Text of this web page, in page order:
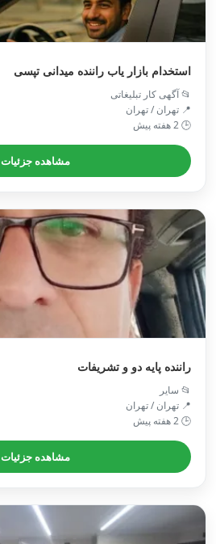
استخدام بازار یاب راننده میدانی تپسی
📂 آگهی کار تبلیغاتی
📍 تهران / تهران
🕒 2 هفته پیش
مشاهده جزئیات
راننده پایه دو و تشریفات
📂 سایر
📍 تهران / تهران
🕒 2 هفته پیش
مشاهده جزئیات